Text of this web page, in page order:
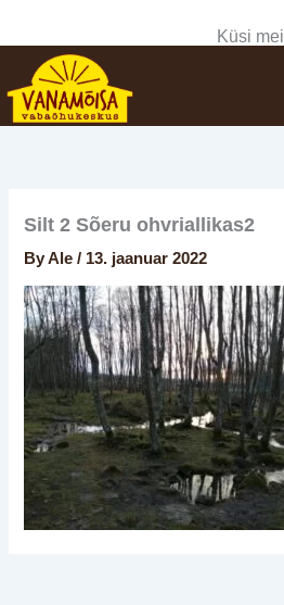
content
Küsi
Silt 2 Sõeru ohvriallikas2
ByAle/ 13. jaanuar 2022